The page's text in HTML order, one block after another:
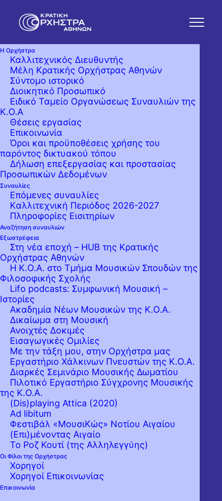
Η Ορχήστρα
Καλλιτεχνικός Διευθυντής
Μέλη Κρατικής Ορχήστρας Αθηνών
Σύντομο ιστορικό
Διοικητικό Προσωπικό
Ειδικό Ταμείο Οργανώσεως Συναυλιών της
Κ.Ο.Α
Θέσεις εργασίας
Επικοινωνία
Όροι και προϋποθέσεις χρήσης του
παρόντος δικτυακού τόπου
Δήλωση επεξεργασίας και προστασίας
Προσωπικών Δεδομένων
Συναυλίες
Επόμενες συναυλίες
Kαλλιτεχνική Περιόδος 2026-2027
Πληροφορίες Εισιτηρίων
Αναζήτηση συναυλιών
Εξωστρέφεια
Στη νέα εποχή – HUB της Κρατικής
Ορχήστρας Αθηνών
Η Κ.Ο.Α. στο Τμήμα Μουσικών Σπουδών της
Φιλοσοφικής Σχολής
Lifo podcasts: Συμφωνική Μουσική –
Ιστορίες
Ακαδημία Νέων Μουσικών της Κ.Ο.Α.
Δικαίωμα στη Μουσική
Ανοιχτές Δοκιμές
Εισαγωγικές Ομιλίες
Με την τάξη μου, στην Ορχήστρα μας
Εργαστήριo Χάλκινων Πνευστών της Κ.Ο.Α.
Διαρκές Σεμινάριο Μουσικής Δωματίου
Πιλοτικό Εργαστήριο Σύγχρονης Μουσικής
της Κ.Ο.Α.
(Dis)playing Attica (2020)
Ad libitum
Φεστιβάλ «ΜουσιΚώς» Νοτίου Αιγαίου
(Επι)μένοντας Αιγαίο
Το Ροζ Κουτί (της Αλληλεγγύης)
Οι Φίλοι της Ορχήστρας
Χορηγοί
Χορηγοί Επικοινωνίας
Επικοινωνία